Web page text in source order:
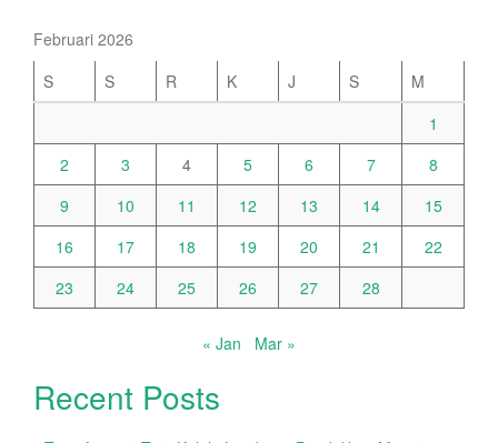
Februari 2026
S
S R K J S
M
1
2
3 4 5 6 7
8
9
10 11 12 13 14
15
16
17 18 19 20 21
22
23
24 25 26 27 28
« Jan Mar »
Recent Posts